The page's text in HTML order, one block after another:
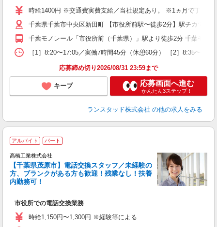
時給1400円 ※交通費実費支給／当社規定あり。 ※1ヵ月で丁寧に
千葉県千葉市中央区新田町 【市役所前駅〜徒歩2分】駅チカで通
千葉モノレール「市役所前（千葉県）」駅より徒歩2分 千葉モノ
［1］8:20〜17:05／実働7時間45分（休憩60分） ［2］8:35〜
応募締め切り2026/08/31 23:59まで
キープ 応募画面へ進む
かんたん3ステップ！
ランスタッド株式会社 の他の求人をみる
アルバイト パート
高橋工業株式会社
【千葉県茂原市】電話交換スタッフ／未経験の
方、ブランクがある方も歓迎！残業なし！扶養
内勤務可！
市役所での電話交換業務
時給1,150円〜1,300円 ※経験等による